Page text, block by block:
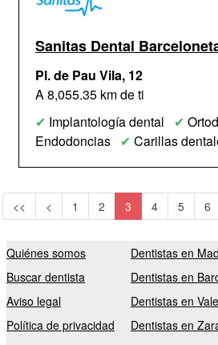
Sanitas Dental
Pl. de Pau Vila, 12
A 8,055.35 km de ti
✔ Implantología dental ✔
Endodoncias ✔ Carillas
<< < 1 2 3 4 5 6
Quiénes somos
Buscar dentista
Aviso legal
Política de privacidad
Dentistas en
Dentistas en
Dentistas en
Dentistas en